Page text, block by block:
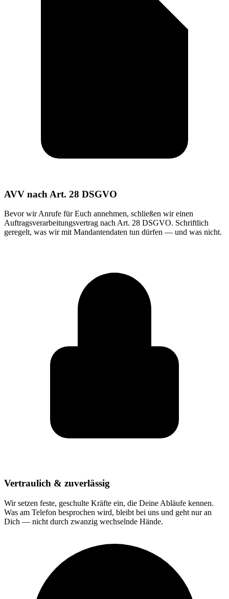
AVV nach Art. 28 DSGVO
Bevor wir Anrufe für Euch annehmen, schließen wir einen
Auftragsverarbeitungsvertrag nach Art. 28 DSGVO. Schriftlich
geregelt, was wir mit Mandantendaten tun dürfen — und was nicht.
Vertraulich & zuverlässig
Wir setzen feste, geschulte Kräfte ein, die Deine Abläufe kennen.
Was am Telefon besprochen wird, bleibt bei uns und geht nur an
Dich — nicht durch zwanzig wechselnde Hände.